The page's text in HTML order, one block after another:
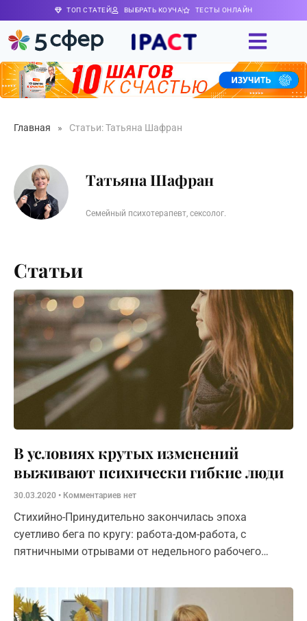
ТОП СТАТЕЙ ВЫБРАТЬ КОУЧА ТЕСТЫ ОНЛАЙН
Главная » Статьи: Татьяна Шафран
Татьяна Шафран
Семейный психотерапевт, сексолог.
Статьи
В условиях крутых изменений
выживают психически гибкие люди
30.03.2020 Комментариев нет
Стихийно-Принудительно закончилась эпоха
суетливо бега по кругу: работа-дом-работа, с
пятничными отрывами от недельного рабочего
побеге от